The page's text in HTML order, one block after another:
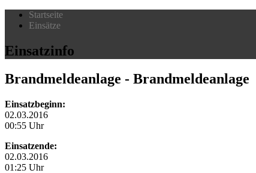
Startseite
Einsätze
Einsatzinfo
Brandmeldeanlage - Brandmeldeanlage
Einsatzbeginn:
02.03.2016
00:55 Uhr
Einsatzende:
02.03.2016
01:25 Uhr